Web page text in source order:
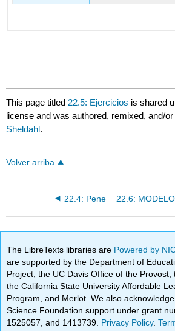
This page titled22.5: Ejercicios is shared
license and was authored, remixed, and/
Sheldahl .
Volver arriba
22.4: Pene
The LibreTexts libraries are Powered by
are supported by the Department of
Project, the UC Davis Office of the Provost,
the California State University Affordable
Program, and Merlot. We also
Science Foundation support under grant
1525057, and 1413739. Privacy Policy.